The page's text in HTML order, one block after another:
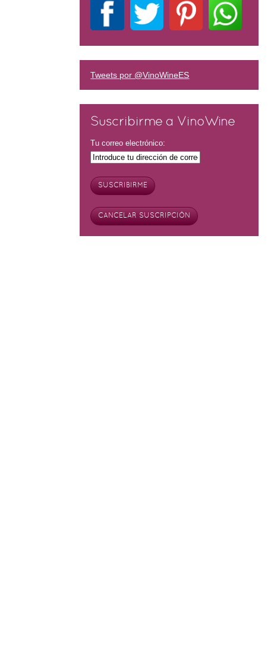
Tweets por @VinoWineES
Suscribirme a VinoWine
Tu correo electrónico: